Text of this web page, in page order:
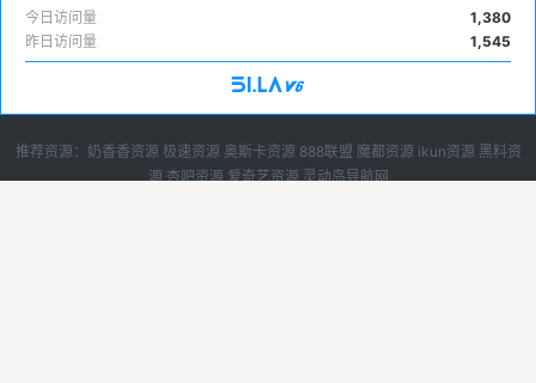
1,380
今日访问量
1,545
昨日访问量
推荐资源： 奶香香资源 极速资源 奥斯卡资源 888联盟 魔都资源 ikun资源 黑料资
源 杏吧资源 爱奇艺资源 灵动岛导航网